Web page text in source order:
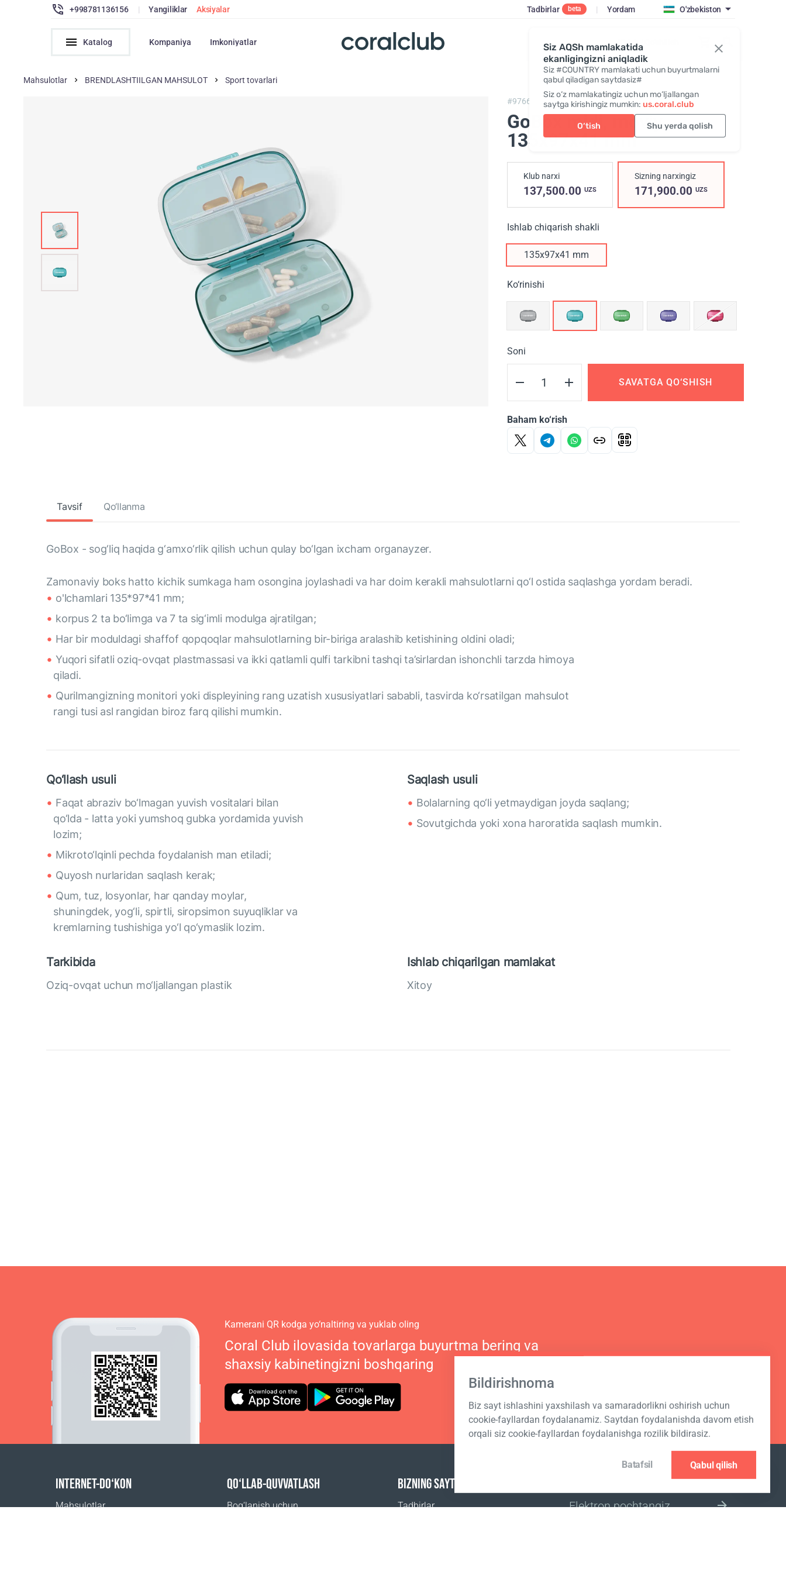
Siz AQSh mamlakatida
ekanligingizni aniqladik
Siz #COUNTRY mamlakati uchun buyurtmalarni
qabul qiladigan saytdasiz#
Siz o‘z mamlakatingiz uchun mo‘ljallangan
saytga kirishingiz mumkin: us.coral.club
O‘tish Shu yerda qolish
+998781136156 | Yangiliklar Aksiyalar Tadbirlar beta | Yordam O'zbekiston
Katalog Kompaniya Imkoniyatlar Kirish / Qo‘shilish
Mahsulotlar BRENDLASHTIILGAN MAHSULOT Sport tovarlari
#97663, GoBox midi
GoBox midi, moviy,
135х97х41 mm
Klub narxi
137,500.00 UZS
Sizning narxingiz
171,900.00 UZS
Ishlab chiqarish shakli
135х97х41 mm
Ko‘rinishi
Soni
SAVATGA QO‘SHISH
Baham ko‘rish
Tavsif Qo‘llanma
GoBox - sog‘liq haqida g‘amxo‘rlik qilish uchun qulay bo‘lgan ixcham organayzer.
Zamonaviy boks hatto kichik sumkaga ham osongina joylashadi va har doim kerakli mahsulotlarni qo‘l ostida saqlashga yordam beradi.
o'lchamlari 135*97*41 mm;
korpus 2 ta bo‘limga va 7 ta sig‘imli modulga ajratilgan;
Har bir moduldagi shaffof qopqoqlar mahsulotlarning bir-biriga aralashib ketishining oldini oladi;
Yuqori sifatli oziq-ovqat plastmassasi va ikki qatlamli qulfi tarkibni tashqi ta’sirlardan ishonchli tarzda himoya
qiladi.
Qurilmangizning monitori yoki displeyining rang uzatish xususiyatlari sababli, tasvirda ko‘rsatilgan mahsulot
rangi tusi asl rangidan biroz farq qilishi mumkin.
Qo‘llash usuli
Faqat abraziv bo‘lmagan yuvish vositalari bilan
qo‘lda - latta yoki yumshoq gubka yordamida yuvish
lozim;
Mikroto‘lqinli pechda foydalanish man etiladi;
Quyosh nurlaridan saqlash kerak;
Qum, tuz, losyonlar, har qanday moylar,
shuningdek, yog‘li, spirtli, siropsimon suyuqliklar va
kremlarning tushishiga yo‘l qo‘ymaslik lozim.
Saqlash usuli
Bolalarning qo‘li yetmaydigan joyda saqlang;
Sovutgichda yoki xona haroratida saqlash mumkin.
Tarkibida
Oziq-ovqat uchun mo‘ljallangan plastik
Ishlab chiqarilgan mamlakat
Xitoy
Bildirishnoma
Biz sayt ishlashini yaxshilash va samaradorlikni oshirish uchun
cookie-fayllardan foydalanamiz. Saytdan foydalanishda davom etish
orqali siz cookie-fayllardan foydalanishga rozilik bildirasiz.
Batafsil Qabul qilish
Kamerani QR kodga yo‘naltiring va yuklab oling
Coral Club ilovasida tovarlarga buyurtma bering va
shaxsiy kabinetingizni boshqaring
INTERNET-DO‘KON
Mahsulotlar
QO‘LLAB-QUVVATLASH
Bog‘lanish uchun
BIZNING SAYTLARIMIZ
Tadbirlar
JO‘NATMAGA OBUNA BO‘LISH